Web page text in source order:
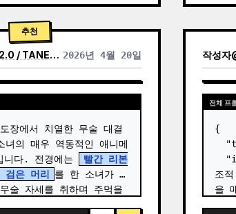
추천
VER2.0 2026년 4월 20일
장에서 치열한 무술 대결
의 매우 역동적인 애니메
니다. 전경에는
빨간 리본
은 머리
를 한 소녀가
술 자세를 취하며 주먹을
작성자
전체 프
{
조
을